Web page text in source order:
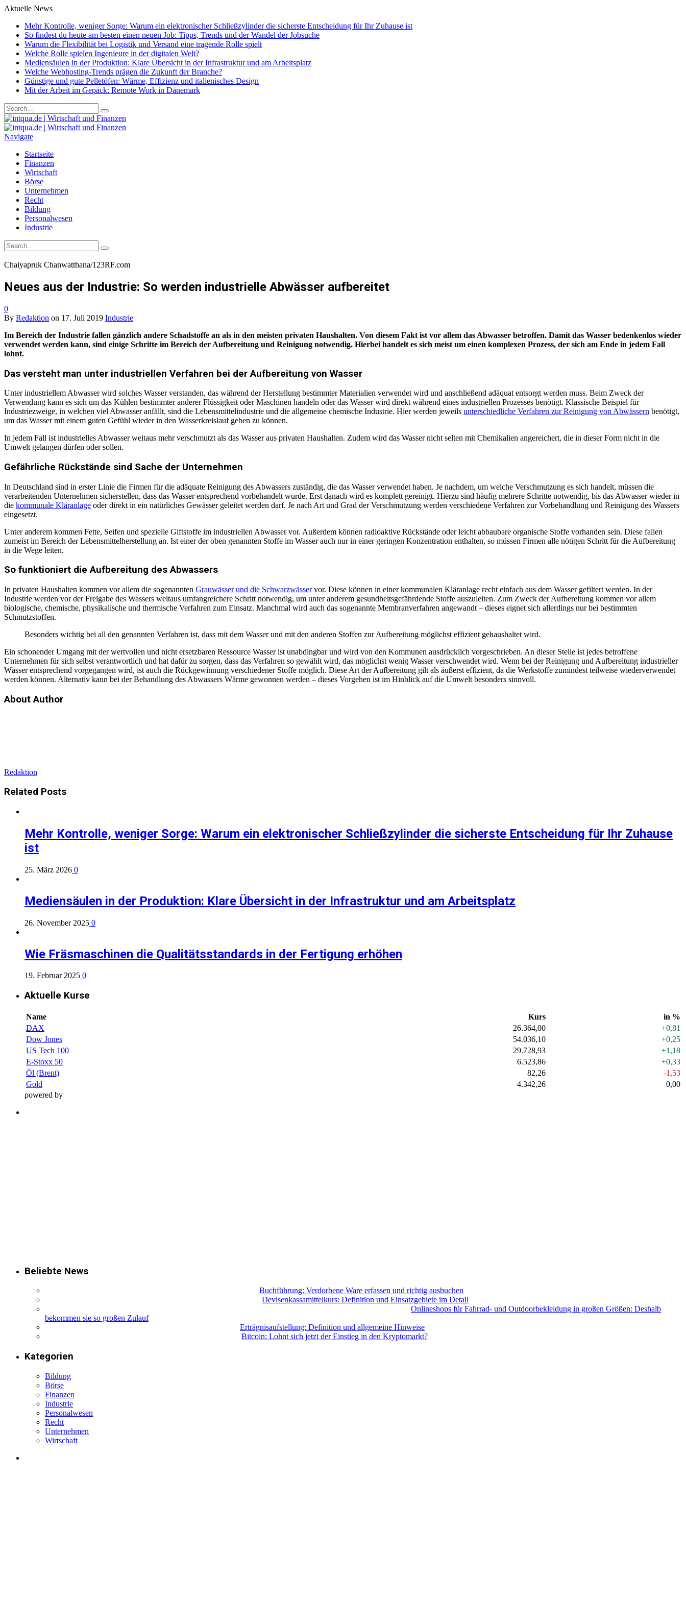
Aktuelle News
Mehr Kontrolle, weniger Sorge: Warum ein elektronischer Schließzylinder die sicherste Entscheidung für Ihr Zuhause ist
So findest du heute am besten einen neuen Job: Tipps, Trends und der Wandel der Jobsuche
Warum die Flexibilität bei Logistik und Versand eine tragende Rolle spielt
Welche Rolle spielen Ingenieure in der digitalen Welt?
Mediensäulen in der Produktion: Klare Übersicht in der Infrastruktur und am Arbeitsplatz
Welche Webhosting-Trends prägen die Zukunft der Branche?
Günstige und gute Pelletöfen: Wärme, Effizienz und italienisches Design
Mit der Arbeit im Gepäck: Remote Work in Dänemark
Navigate
Startseite
Finanzen
Wirtschaft
Börse
Unternehmen
Recht
Bildung
Personalwesen
Industrie
Chaiyapruk Chanwatthana/123RF.com
Neues aus der Industrie: So werden industrielle Abwässer aufbereitet
0
By Redaktion on 17. Juli 2019 Industrie
Im Bereich der Industrie fallen gänzlich andere Schadstoffe an als in den meisten privaten Haushalten. Von diesem Fakt ist vor allem das Abwasser betroffen. Damit das Wasser bedenkenlos wieder
verwendet werden kann, sind einige Schritte im Bereich der Aufbereitung und Reinigung notwendig. Hierbei handelt es sich meist um einen komplexen Prozess, der sich am Ende in jedem Fall
lohnt.
Das versteht man unter industriellen Verfahren bei der Aufbereitung von Wasser
Unter industriellem Abwasser wird solches Wasser verstanden, das während der Herstellung bestimmter Materialien verwendet wird und anschließend adäquat entsorgt werden muss. Beim Zweck der
Verwendung kann es sich um das Kühlen bestimmter anderer Flüssigkeit oder Maschinen handeln oder das Wasser wird direkt während eines industriellen Prozesses benötigt. Klassische Beispiel für
Industriezweige, in welchen viel Abwasser anfällt, sind die Lebensmittelindustrie und die allgemeine chemische Industrie. Hier werden jeweils unterschiedliche Verfahren zur Reinigung von Abwässern benötigt,
um das Wasser mit einem guten Gefühl wieder in den Wasserkreislauf geben zu können.
In jedem Fall ist industrielles Abwasser weitaus mehr verschmutzt als das Wasser aus privaten Haushalten. Zudem wird das Wasser nicht selten mit Chemikalien angereichert, die in dieser Form nicht in die
Umwelt gelangen dürfen oder sollen.
Gefährliche Rückstände sind Sache der Unternehmen
In Deutschland sind in erster Linie die Firmen für die adäquate Reinigung des Abwassers zuständig, die das Wasser verwendet haben. Je nachdem, um welche Verschmutzung es sich handelt, müssen die
verarbeitenden Unternehmen sicherstellen, dass das Wasser entsprechend vorbehandelt wurde. Erst danach wird es komplett gereinigt. Hierzu sind häufig mehrere Schritte notwendig, bis das Abwasser wieder in
die kommunale Kläranlage oder direkt in ein natürliches Gewässer geleitet werden darf. Je nach Art und Grad der Verschmutzung werden verschiedene Verfahren zur Vorbehandlung und Reinigung des Wassers
eingesetzt.
Unter anderem kommen Fette, Seifen und spezielle Giftstoffe im industriellen Abwasser vor. Außerdem können radioaktive Rückstände oder leicht abbaubare organische Stoffe vorhanden sein. Diese fallen
zumeist im Bereich der Lebensmittelherstellung an. Ist einer der oben genannten Stoffe im Wasser auch nur in einer geringen Konzentration enthalten, so müssen Firmen alle nötigen Schritt für die Aufbereitung
in die Wege leiten.
So funktioniert die Aufbereitung des Abwassers
In privaten Haushalten kommen vor allem die sogenannten Grauwässer und die Schwarzwässervor. Diese können in einer kommunalen Kläranlage recht einfach aus dem Wasser gefiltert werden. In der
Industrie werden vor der Freigabe des Wassers weitaus umfangreichere Schritt notwendig, um unter anderem gesundheitsgefährdende Stoffe auszuleiten. Zum Zweck der Aufbereitung kommen vor allem
biologische, chemische, physikalische und thermische Verfahren zum Einsatz. Manchmal wird auch das sogenannte Membranverfahren angewandt – dieses eignet sich allerdings nur bei bestimmten
Schmutzstoffen.
Besonders wichtig bei all den genannten Verfahren ist, dass mit dem Wasser und mit den anderen Stoffen zur Aufbereitung möglichst effizient gehaushaltet wird.
Ein schonender Umgang mit der wertvollen und nicht ersetzbaren Ressource Wasser ist unabdingbar und wird von den Kommunen ausdrücklich vorgeschrieben. An dieser Stelle ist jedes betroffene
Unternehmen für sich selbst verantwortlich und hat dafür zu sorgen, dass das Verfahren so gewählt wird, das möglichst wenig Wasser verschwendet wird. Wenn bei der Reinigung und Aufbereitung industrieller
Wässer entsprechend vorgegangen wird, ist auch die Rückgewinnung verschiedener Stoffe möglich. Diese Art der Aufbereitung gilt als äußerst effizient, da die Werkstoffe zumindest teilweise wiederverwendet
werden können. Alternativ kann bei der Behandlung des Abwassers Wärme gewonnen werden – dieses Vorgehen ist im Hinblick auf die Umwelt besonders sinnvoll.
About Author
Redaktion
Related Posts
Mehr Kontrolle, weniger Sorge: Warum ein elektronischer Schließzylinder die sicherste Entscheidung für Ihr Zuhause
ist
25. März 2026 0
Mediensäulen in der Produktion: Klare Übersicht in der Infrastruktur und am Arbeitsplatz
26. November 2025 0
Wie Fräsmaschinen die Qualitätsstandards in der Fertigung erhöhen
19. Februar 2025 0
Aktuelle Kurse
Name Kurs
in %
DAX
26.364,00
+0,81
Dow Jones
54.036,10
+0,25
US Tech 100
29.728,93
+1,18
E-Stoxx 50
6.523,86
+0,33
Öl (Brent)
82,26
-1,53
Gold
4.342,26
0,00
powered by
Beliebte News
Buchführung: Verdorbene Ware erfassen und richtig ausbuchen
Devisenkassamittelkurs: Definition und Einsatzgebiete im Detail
Onlineshops für Fahrrad- und Outdoorbekleidung in großen Größen: Deshalb
bekommen sie so großen Zulauf
Erträgnisaufstellung: Definition und allgemeine Hinweise
Bitcoin: Lohnt sich jetzt der Einstieg in den Kryptomarkt?
Kategorien
Bildung
Börse
Finanzen
Industrie
Personalwesen
Recht
Unternehmen
Wirtschaft